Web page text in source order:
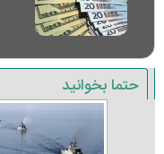
حتما بخوانید